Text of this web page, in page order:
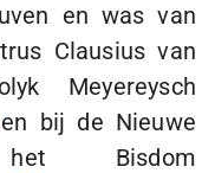
en was van
Clausius van
Meyereysch
en bij de Nieuwe
Bisdom